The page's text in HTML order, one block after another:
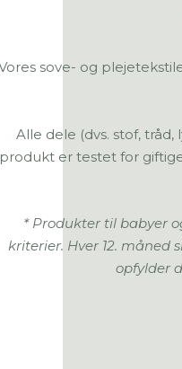
sove- og
Alle dele (dvs. stof,
produkt er testet for
* Produkter til babyer
kriterier. Hver 12. måned
opfylder